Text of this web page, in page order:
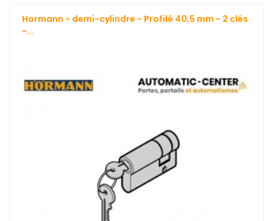
Hormann - demi-cylindre - Profilé 40,5 mm - 2 clés
-...